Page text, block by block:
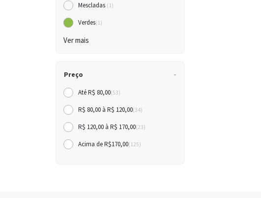
Mescladas (1)
Verdes(1)
Ver mais
Preço
Até R$ 80,00(53)
R$ 80,00 à R$ 120,00(34)
R$ 120,00 à R$ 170,00(23)
Acima de R$170,00(125)